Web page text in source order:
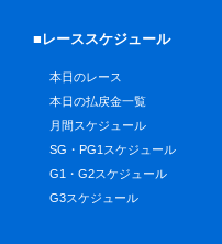
■レーススケジュール
本日のレース
本日の払戻金一覧
月間スケジュール
SG・PG1スケジュール
G1・G2スケジュール
G3スケジュール